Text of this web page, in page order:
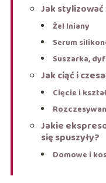
Jak stylizować
Żel lniany
Serum
Suszarka,
Jak ciąć i
Cięcie i
Jakie
się spuszyły?
Domowe i